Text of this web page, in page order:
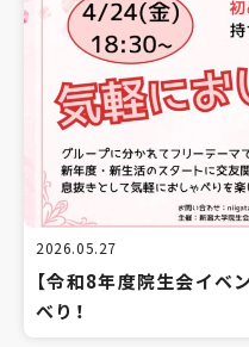
2026.05.27
【令和8年度院生会イベ
べり！